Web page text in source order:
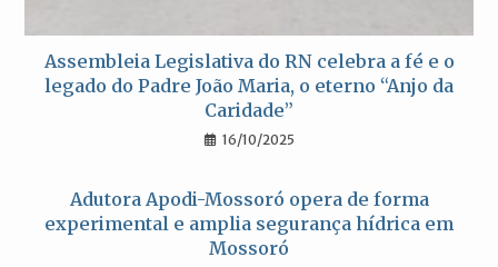
Assembleia Legislativa do RN celebra a fé e o
legado do Padre João Maria, o eterno “Anjo da
Caridade”
16/10/2025
Adutora Apodi-Mossoró opera de forma
experimental e amplia segurança hídrica em
Mossoró